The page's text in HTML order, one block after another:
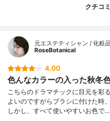
クチコ
元エステティシャン / 化粧
RoseBotanical
4.00
色んなカラーの入った秋冬
こちらのドラマチックに目元を彩
よいのですがらブラシに付けた時
しかし、すべて使いやすいお色で…